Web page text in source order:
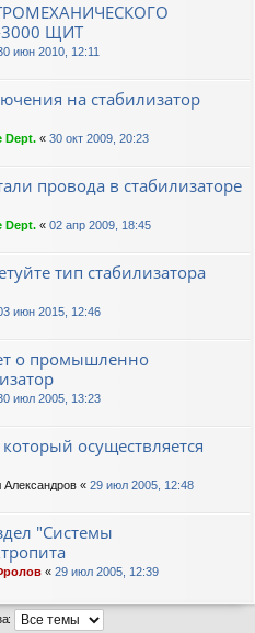
ЩИТ
июн 2010, 12:11
на стабилизатор
Dept. « 30 окт 2009, 20:23
провода в стабилизаторе
Dept. « 02 апр 2009, 18:45
тип стабилизатора
июн 2015, 12:46
о промышленно
июл 2005, 13:23
осуществляется
Александров « 29 июл 2005, 12:48
"Системы
« 29 июл 2005, 12:39